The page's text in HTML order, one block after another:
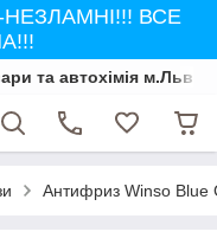
ВСЕ
та автохімія м.Львів
Антифриз Winso Blue